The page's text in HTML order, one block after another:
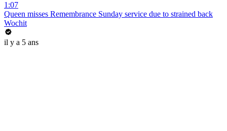
1:07
Queen misses Remembrance Sunday service due to strained back
Wochit
il y a 5 ans